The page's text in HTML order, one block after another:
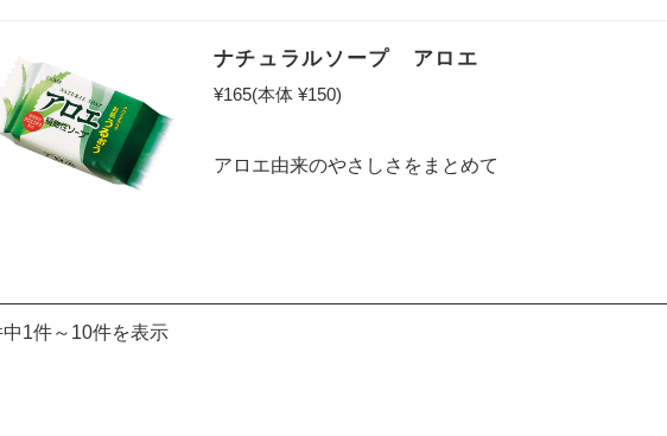
ナチュラルソープ アロエ
¥165(本体 ¥150)
アロエ由来のやさしさをまとめて
1件～10件を表示